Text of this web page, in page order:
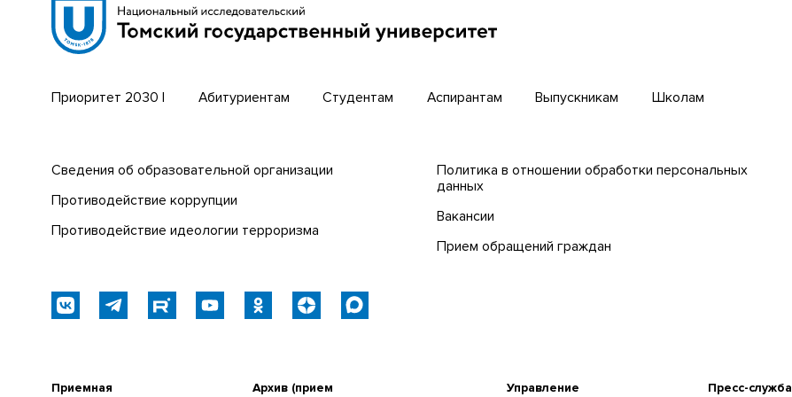
Томский региональный центр
коллективного пользования
Парк социогуманитарных
технологий ТГУ
Приоритет 2030 | Абитуриентам Студентам Аспирантам Выпускникам Школам
Сведения об образовательной организации
Противодействие коррупции
Противодействие идеологии терроризма
Политика в отношении обработки персональных
данных
Вакансии
Прием обращений граждан
Приемная Архив (прием Управление Пресс-служба